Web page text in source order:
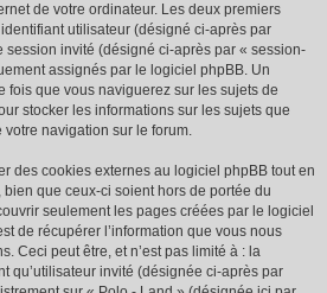
de votre ordinateur. Les deux premiers
utilisateur (désigné ci-après par
session invité (désigné ci-après par « session-
assignés par le logiciel phpBB. Un
fois que vous naviguerez sur les sujets de
stocker les informations sur les sujets que
navigation sur le forum.
des cookies externes au logiciel phpBB tout en
que ceux-ci soient hors de portée du
seulement les pages créées par le logiciel
de récupérer l’information que vous nous
Ceci peut être, et n’est pas limité à : la
qu’utilisateur invité (désignée ci-après par